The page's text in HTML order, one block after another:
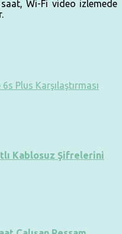
Wi-Fi video izlemede
Plus Karşılaştırması
Kablosuz Şifrelerini